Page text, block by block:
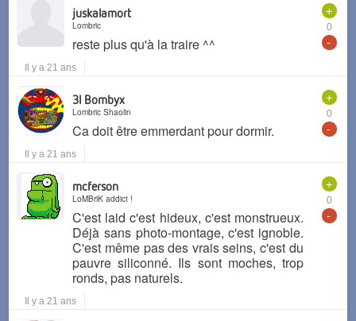
+
0
-
juskalamort
Lombric
reste plus qu'à la traire ^^
Il y a 21 ans
+
0
-
3l Bombyx
Lombric Shaolin
Ca doit être emmerdant pour dormir.
Il y a 21 ans
+
0
-
mcferson
LoMBriK addict !
C'est laid c'est hideux, c'est monstrueux.
Déjà sans photo-montage, c'est ignoble.
C'est même pas des vrais seins, c'est du
pauvre siliconné. Ils sont moches, trop
ronds, pas naturels.
Il y a 21 ans